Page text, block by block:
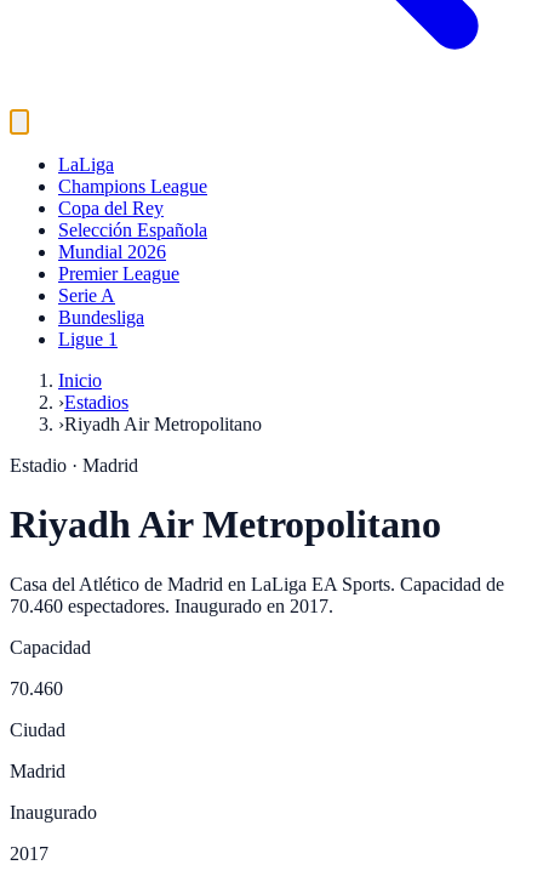
LaLiga
Champions League
Copa del Rey
Selección Española
Mundial 2026
Premier League
Serie A
Bundesliga
Ligue 1
Inicio
›Estadios
›Riyadh Air Metropolitano
Estadio · Madrid
Riyadh Air Metropolitano
Casa del Atlético de Madrid en LaLiga EA Sports. Capacidad de
70.460 espectadores. Inaugurado en 2017.
Capacidad
70.460
Ciudad
Madrid
Inaugurado
2017